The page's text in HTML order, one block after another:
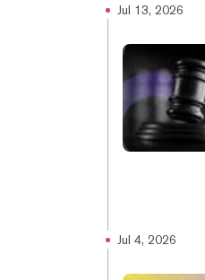
Jul 13, 2026
Jul 4, 2026